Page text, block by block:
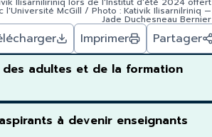
l'Université McGill / Photo : Kativik Ilisarnilriniq —
Jade Duchesneau Bernier
Imprimer
Partager
des adultes et de la formation
à devenir enseignants